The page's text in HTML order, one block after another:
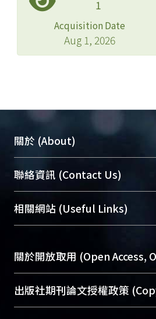
1
Acquisition Date
Aug 1, 2026
關於 (About)
臺大位居世界頂尖大學之列，
展現本校豐碩的研究成果及學
機構典藏（NTUR）與學術庫
台，成為臺大學術典藏NTU
成果。
To permanently archive and
profiles and scholarly works,
services of “NTU
聯絡資訊 (Contact Us)
總館學科館員(Main Library)
醫學圖書館學科館員(Medical
Sciences Library)
相關網站 (Useful Links)
關於開放取用 (Open Access,
開放取用是從使用者角度提升
動，應用在學術研究上是透過
出版社期刊論文授權政策